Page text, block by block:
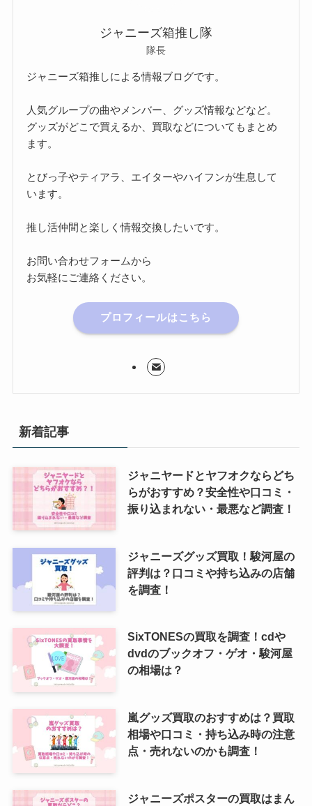
ジャニーズ箱推し隊
隊長
ジャニーズ箱推しによる情報ブログです。
人気グループの曲やメンバー、グッズ情報などなど。
グッズがどこで買えるか、買取などについてもまとめ
ます。
とびっ子やティアラ、エイターやハイフンが生息して
います。
推し活仲間と楽しく情報交換したいです。
お問い合わせフォームから
お気軽にご連絡ください。
プロフィールはこちら
新着記事
ジャニヤードとヤフオクならどち
らがおすすめ？安全性や口コミ・
振り込まれない・最悪など調査！
ジャニーズグッズ買取！駿河屋の
評判は？口コミや持ち込みの店舗
を調査！
SixTONESの買取を調査！cdや
dvdのブックオフ・ゲオ・駿河屋
の相場は？
嵐グッズ買取のおすすめは？買取
相場や口コミ・持ち込み時の注意
点・売れないのかも調査！
ジャニーズポスターの買取はまん